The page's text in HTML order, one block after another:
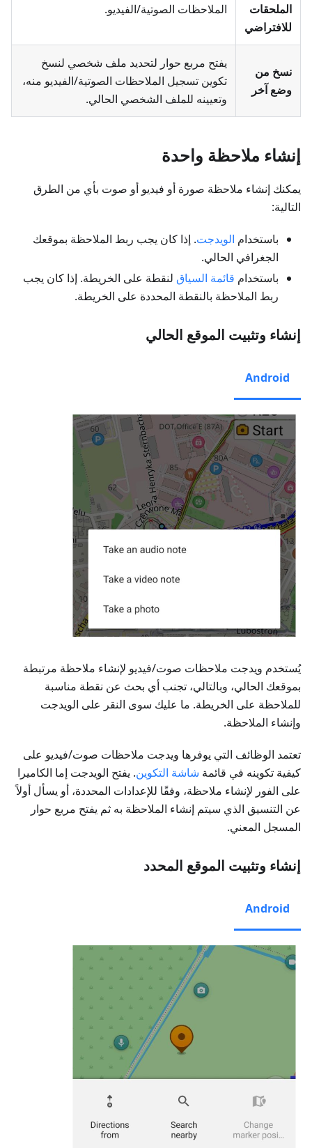
الملحقات
للافتراضي
الملاحظات الصوتية/الفيديو.
نسخ من
وضع آخر
يفتح مربع حوار لتحديد ملف شخصي لنسخ
تكوين تسجيل الملاحظات الصوتية/الفيديو منه،
وتعيينه للملف الشخصي الحالي.
إنشاء ملاحظة واحدة
يمكنك إنشاء ملاحظة صورة أو فيديو أو صوت بأي من الطرق
التالية:
باستخدام الويدجت. إذا كان يجب ربط الملاحظة بموقعك
الجغرافي الحالي.
باستخدام قائمة السياق لنقطة على الخريطة. إذا كان يجب
ربط الملاحظة بالنقطة المحددة على الخريطة.
إنشاء وتثبيت الموقع الحالي
Android
يُستخدم ويدجت ملاحظات صوت/فيديو لإنشاء ملاحظة مرتبطة
بموقعك الحالي، وبالتالي، تجنب أي بحث عن نقطة مناسبة
للملاحظة على الخريطة. ما عليك سوى النقر على الويدجت
وإنشاء الملاحظة.
تعتمد الوظائف التي يوفرها ويدجت ملاحظات صوت/فيديو على
كيفية تكوينه في قائمة شاشة التكوين. يفتح الويدجت إما الكاميرا
على الفور لإنشاء ملاحظة، وفقًا للإعدادات المحددة، أو يسأل أولاً
عن التنسيق الذي سيتم إنشاء الملاحظة به ثم يفتح مربع حوار
المسجل المعني.
إنشاء وتثبيت الموقع المحدد
Android